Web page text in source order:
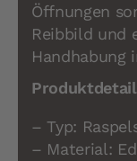
Öffnungen
Reibbild und
Handhabung
– Typ:
– Material: